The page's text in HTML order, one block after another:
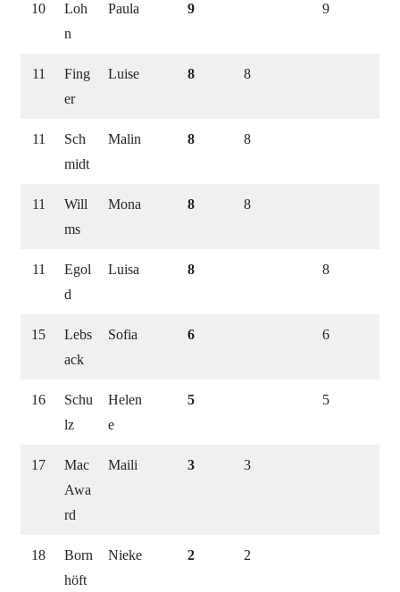
10
Loh
n
Paula 9 9
11
Fing
er
Luise 8 8
11
Sch
midt
Malin 8 8
11
Will
ms
Mona 8 8
11
Egol
d
Luisa 8 8
15
Lebs
ack
Sofia 6 6
16
Schu
lz
Helen
e
5 5
17
Mac
Awa
rd
Maili 3 3
18
Born
höft
Nieke 2 2